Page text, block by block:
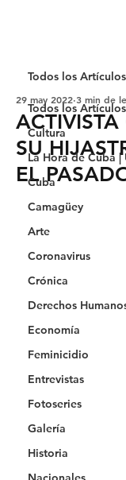
Todos los Artículos
Cultura
La Hora de Cuba
Cuba
Camagüey
Arte
Coronavirus
Crónica
Derechos
Economía
Feminicidio
Entrevistas
Fotoseries
Galería
Historia
Todos los Artículos
SU
EL
29 may 2022 3 min de